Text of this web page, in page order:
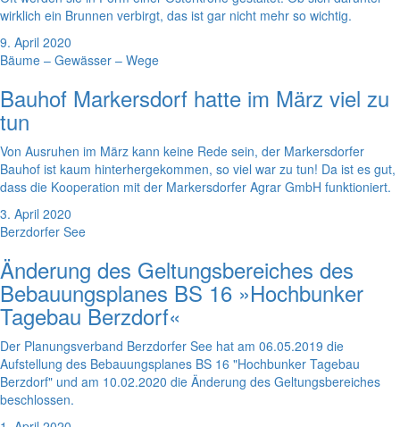
wirklich ein Brunnen verbirgt, das ist gar nicht mehr so wichtig.
9. April 2020
Bäume – Gewässer – Wege
Bauhof Markersdorf hatte im März viel zu
tun
Von Ausruhen im März kann keine Rede sein, der Markersdorfer
Bauhof ist kaum hinterhergekommen, so viel war zu tun! Da ist es gut,
dass die Kooperation mit der Markersdorfer Agrar GmbH funktioniert.
3. April 2020
Berzdorfer See
Änderung des Geltungsbereiches des
Bebauungsplanes BS 16 »Hochbunker
Tagebau Berzdorf«
Der Planungsverband Berzdorfer See hat am 06.05.2019 die
Aufstellung des Bebauungsplanes BS 16 "Hochbunker Tagebau
Berzdorf" und am 10.02.2020 die Änderung des Geltungsbereiches
beschlossen.